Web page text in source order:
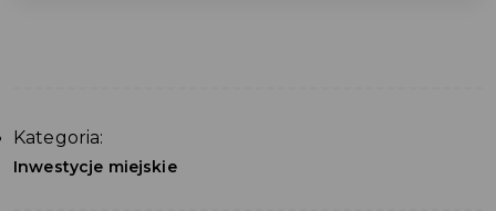
Kategoria:
Inwestycje miejskie